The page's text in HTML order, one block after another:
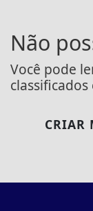
Não
Você pode
CRIAR